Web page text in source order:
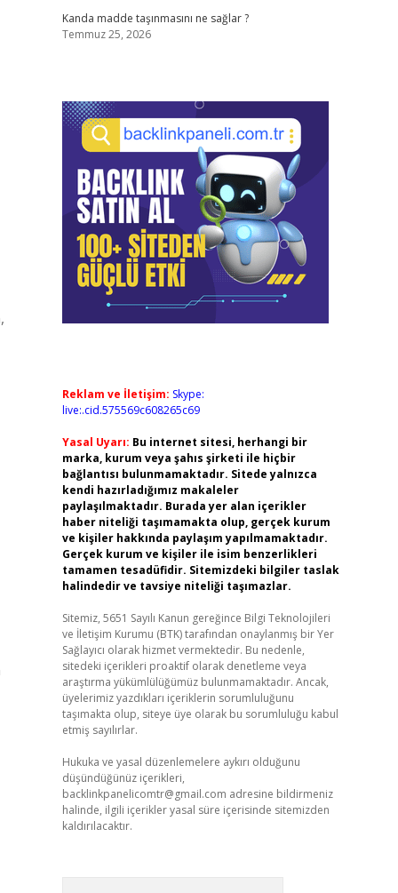
Kanda madde taşınmasını ne sağlar ?
Temmuz 25, 2026
Reklam ve İletişim: Skype:
live:.cid.575569c608265c69
Yasal Uyarı: Bu internet sitesi, herhangi bir
marka, kurum veya şahıs şirketi ile hiçbir
bağlantısı bulunmamaktadır. Sitede yalnızca
kendi hazırladığımız makaleler
paylaşılmaktadır. Burada yer alan içerikler
haber niteliği taşımamakta olup, gerçek kurum
ve kişiler hakkında paylaşım yapılmamaktadır.
Gerçek kurum ve kişiler ile isim benzerlikleri
tamamen tesadüfidir. Sitemizdeki bilgiler taslak
halindedir ve tavsiye niteliği taşımazlar.
Sitemiz, 5651 Sayılı Kanun gereğince Bilgi Teknolojileri
ve İletişim Kurumu (BTK) tarafından onaylanmış bir Yer
Sağlayıcı olarak hizmet vermektedir. Bu nedenle,
sitedeki içerikleri proaktif olarak denetleme veya
araştırma yükümlülüğümüz bulunmamaktadır. Ancak,
üyelerimiz yazdıkları içeriklerin sorumluluğunu
taşımakta olup, siteye üye olarak bu sorumluluğu kabul
etmiş sayılırlar.
Hukuka ve yasal düzenlemelere aykırı olduğunu
düşündüğünüz içerikleri,
backlinkpanelicomtr@gmail.com adresine bildirmeniz
halinde, ilgili içerikler yasal süre içerisinde sitemizden
kaldırılacaktır.